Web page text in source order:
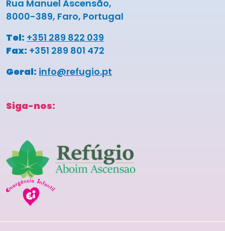
Rua Manuel Ascensão,
8000-389, Faro, Portugal
Tel: +351 289 822 039
Fax: +351 289 801 472
Geral: info@refugio.pt
Siga-nos: